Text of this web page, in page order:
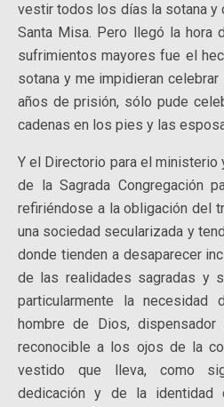
vestir todos los días la sotana
Santa Misa. Pero llegó la hora
sufrimientos mayores fue el
sotana y me impidieran celebrar
años de prisión, sólo pude
cadenas en los pies y las
Y el Directorio para el
de la Sagrada Congregación
refiriéndose a la obligación del
una sociedad secularizada y
donde tienden a desaparecer
de las realidades sagradas y
particularmente la
hombre de Dios,
reconocible a los ojos de la
vestido que lleva, como
dedicación y de la identidad